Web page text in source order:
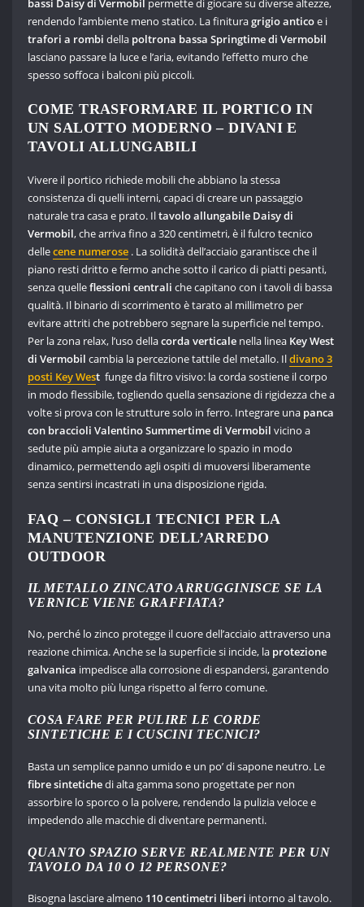
bassi Daisy di Vermobil permette di giocare su diverse altezze,
rendendo l’ambiente meno statico. La finituragrigio anticoe i
trafori a rombi della poltrona bassa Springtime di Vermobil
lasciano passare la luce e l’aria, evitando l’effetto muro che
spesso soffoca i balconi più piccoli.
COME TRASFORMARE IL PORTICO IN
UN SALOTTO MODERNO – DIVANI E
TAVOLI ALLUNGABILI
Vivere il portico richiede mobili che abbiano la stessa
consistenza di quelli interni, capaci di creare un passaggio
naturale tra casa e prato. Iltavolo allungabile Daisy di
Vermobil, che arriva fino a 320 centimetri, è il fulcro tecnico
dellecene numerose. La solidità dell’acciaio garantisce che il
piano resti dritto e fermo anche sotto il carico di piatti pesanti,
senza quelleflessioni centrali che capitano con i tavoli di bassa
qualità. Il binario di scorrimento è tarato al millimetro per
evitare attriti che potrebbero segnare la superficie nel tempo.
Per la zona relax, l’uso dellacorda verticalenella linea Key West
di Vermobil cambia la percezione tattile del metallo. Ildivano 3
posti Key Westfunge da filtro visivo: la corda sostiene il corpo
in modo flessibile, togliendo quella sensazione di rigidezza che a
volte si prova con le strutture solo in ferro. Integrare una panca
con braccioli Valentino Summertime di Vermobil vicino a
sedute più ampie aiuta a organizzare lo spazio in modo
dinamico, permettendo agli ospiti di muoversi liberamente
senza sentirsi incastrati in una disposizione rigida.
FAQ – CONSIGLI TECNICI PER LA
MANUTENZIONE DELL’ARREDO
OUTDOOR
IL METALLO ZINCATO ARRUGGINISCE SE LA
VERNICE VIENE GRAFFIATA?
No, perché lo zinco protegge il cuore dell’acciaio attraverso una
reazione chimica. Anche se la superficie si incide, la protezione
galvanica impedisce alla corrosione di espandersi, garantendo
una vita molto più lunga rispetto al ferro comune.
COSA FARE PER PULIRE LE CORDE
SINTETICHE E I CUSCINI TECNICI?
Basta un semplice panno umido e un po’ di sapone neutro. Le
fibre sintetichedi alta gamma sono progettate per non
assorbire lo sporco o la polvere, rendendo la pulizia veloce e
impedendo alle macchie di diventare permanenti.
QUANTO SPAZIO SERVE REALMENTE PER UN
TAVOLO DA 10 O 12 PERSONE?
Bisogna lasciare almeno 110 centimetri liberi intorno al tavolo.